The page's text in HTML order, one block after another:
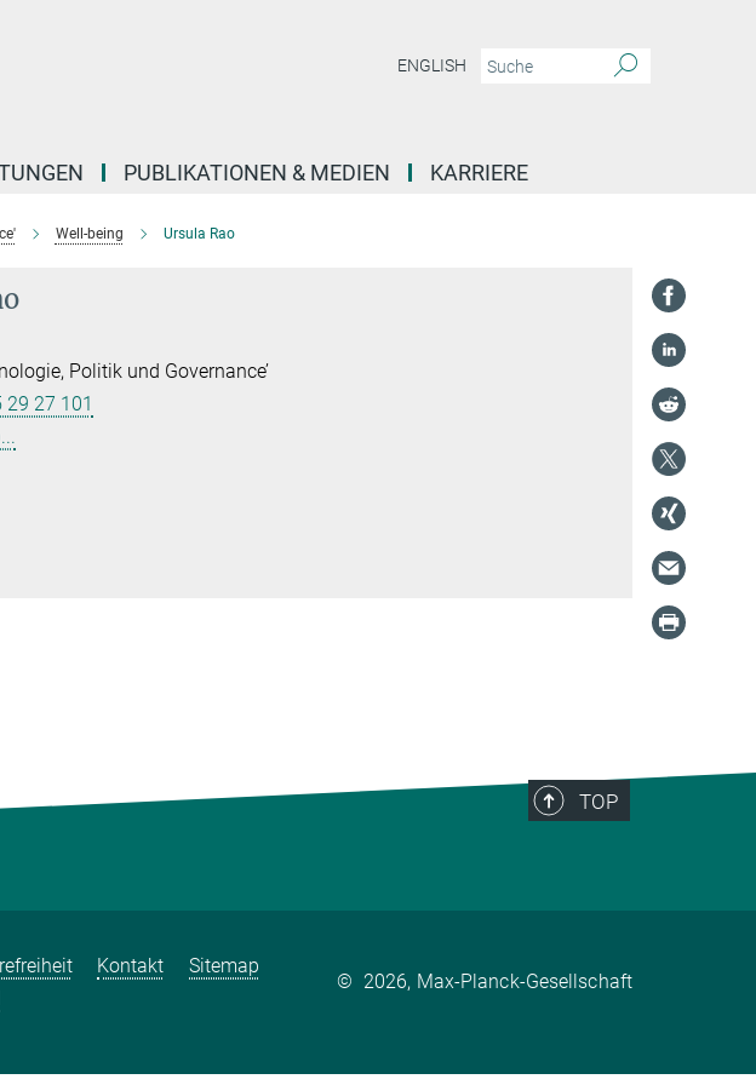
ENGLISH
PUBLIKATIONEN & MEDIEN KARRIERE
Well-being Ursula Rao
Politik und Governance’
29 27 101
TOP
Kontakt
Sitemap
© 2026, Max-Planck-Gesellschaft